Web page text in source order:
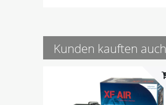
Kunden kauften auch